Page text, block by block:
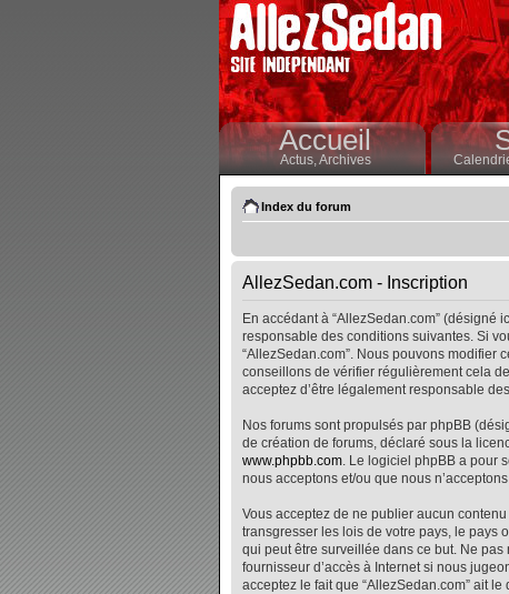
Accueil
Actus,Archives
Index du forum
AllezSedan.com - Inscription
En accédant à “AllezSedan.com” (désigné
responsable des conditions suivantes. Si
“AllezSedan.com”. Nous pouvons modifier
conseillons de vérifier régulièrement cela
acceptez d’être légalement responsable
Nos forums sont propulsés par phpBB
de création de forums, déclaré sous la
www.phpbb.com. Le logiciel phpBB a pour
nous acceptons et/ou que nous
Vous acceptez de ne publier aucun
transgresser les lois de votre pays, le pays
qui peut être surveillée dans ce but. Ne
fournisseur d’accès à Internet si nous
acceptez le fait que “AllezSedan.com” ait